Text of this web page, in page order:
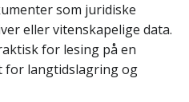
som juridiske
eller vitenskapelige data.
for lesing på en
for langtidslagring og